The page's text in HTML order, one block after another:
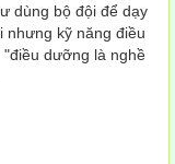
dùng bộ đội để dạy
nhưng kỹ năng điều
dưỡng là nghề